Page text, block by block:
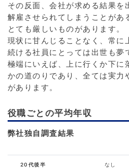
その反面、会社が求める結果を
解雇させられてしまうことがあ
とても厳しいものがあります。
現状に甘んじることなく、常に
続ける社員にとっては出世も夢
極端にいえば、上に行くか下に
かの道のりであり、全ては実力
があります。
役職ごとの平均年収
弊社独自調査結果
20代後半 なし